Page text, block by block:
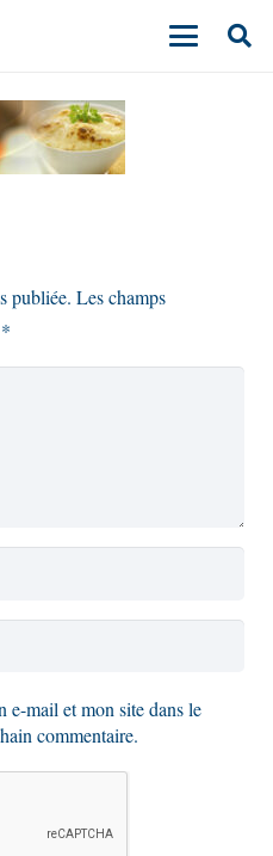
publiée. Les champs
*
e-mail et mon site dans le
commentaire.